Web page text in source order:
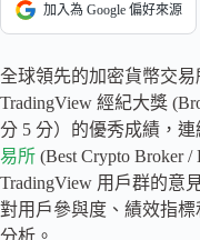
加入為 Google 偏好來源
全球領先的加密貨幣交易
TradingView 經紀大獎
分 5 分）的優秀成績，
易所 (Best Crypto Broker
TradingView 用戶群的意
對用戶參與度、績效指
分析。